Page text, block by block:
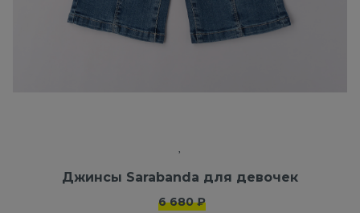
Джинсы Sarabanda для девочек
6 680 ₽